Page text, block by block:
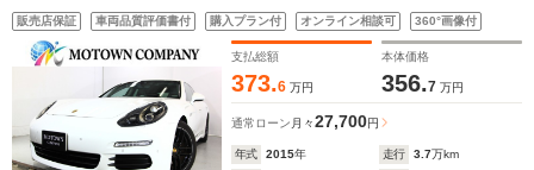
レザーシート シートヒーター ポルシェエントリードライ
ブ 電動トランク 純正ナビ/Bカメラ スポーツテールエンド
販売店保証 車両品質評価書付 購入プラン付 オンライン相談可 360°画像付
支払総額
373.6 万円
本体価格
356.7 万円
通常ローン 月々27,700円
年式 2015年 走行 3.7万km